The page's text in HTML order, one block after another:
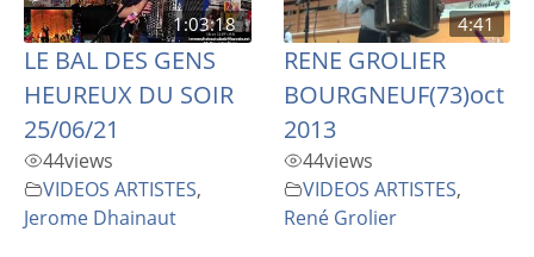
1:03:18
LE BAL DES GENS
HEUREUX DU SOIR
25/06/21
44views
VIDEOS ARTISTES,
Jerome Dhainaut
4:41
RENE GROLIER
BOURGNEUF(73)oct
2013
44views
VIDEOS ARTISTES,
René Grolier